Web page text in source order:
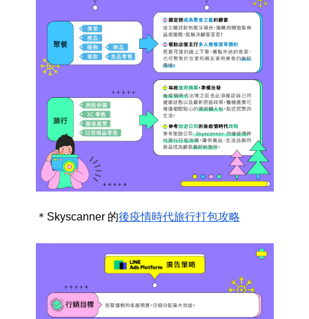
＊Skyscanner 的後疫情時代旅行打包攻略